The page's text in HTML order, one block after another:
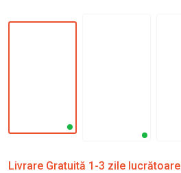
Livrare Gratuită 1-3 zile lucrătoare